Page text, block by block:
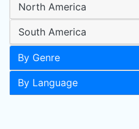
North America
South America
By Genre
By Language